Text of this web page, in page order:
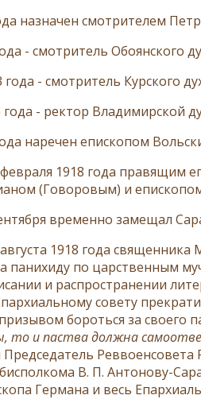
назначен смотрителем
- смотритель Обоянского
года - смотритель Курского
года - ректор Владимирской
наречен епископом
1918 года
(Говоровым) и
временно замещал
1918 года
панихиду по царственным
и распространении
совету
бороться за своего
то и паства должна
В. П. Антонову-
Германа и весь